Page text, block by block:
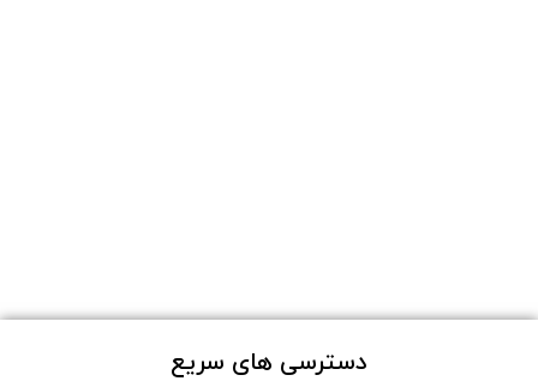
دسترسی های سریع